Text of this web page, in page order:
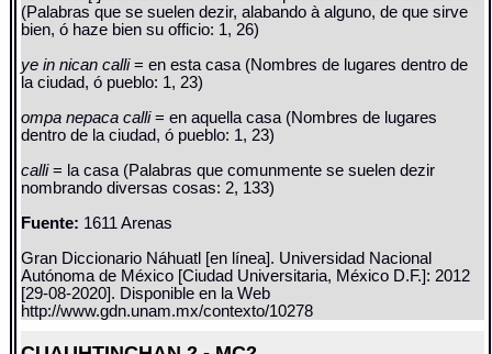
(Palabras que se suelen dezir, alabando à alguno, de que sirve
bien, ó haze bien su officio: 1, 26)
ye in nican calli= en esta casa (Nombres de lugares dentro de
la ciudad, ó pueblo: 1, 23)
ompa nepaca calli= en aquella casa (Nombres de lugares
dentro de la ciudad, ó pueblo: 1, 23)
calli= la casa (Palabras que comunmente se suelen dezir
nombrando diversas cosas: 2, 133)
Fuente: 1611 Arenas
Gran Diccionario Náhuatl [en línea]. Universidad Nacional
Autónoma de México [Ciudad Universitaria, México D.F.]: 2012
[29-08-2020]. Disponible en la Web
http://www.gdn.unam.mx/contexto/10278